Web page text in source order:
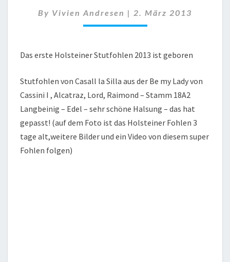
2013
By Vivien Andresen | 2. März 2013
Das erste Holsteiner Stutfohlen 2013 ist geboren
Stutfohlen von Casall la Silla aus der Be my Lady von
Cassini I , Alcatraz, Lord, Raimond – Stamm 18A2
Langbeinig – Edel – sehr schöne Halsung – das hat
gepasst! (auf dem Foto ist das Holsteiner Fohlen 3
tage alt,weitere Bilder und ein Video von diesem super
Fohlen folgen)